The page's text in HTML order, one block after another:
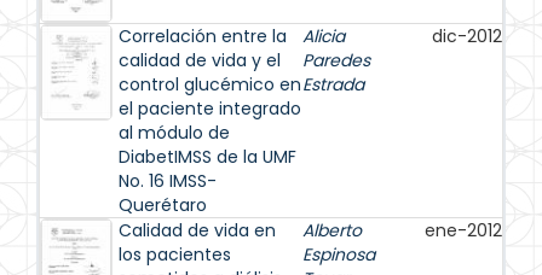
Correlación entre la
calidad de vida y el
control glucémico en
el paciente integrado
al módulo de
DiabetIMSS de la UMF
No. 16 IMSS-
Querétaro
Alicia
Paredes
Estrada
dic-2012
Calidad de vida en
los pacientes
Alberto
Espinosa
ene-2012